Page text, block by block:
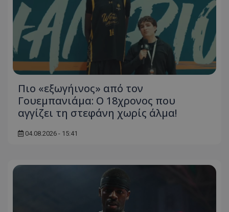
Πιο «εξωγήινος» από τον
Γουεμπανιάμα: Ο 18χρονος που
αγγίζει τη στεφάνη χωρίς άλμα!
04.08.2026 - 15:41